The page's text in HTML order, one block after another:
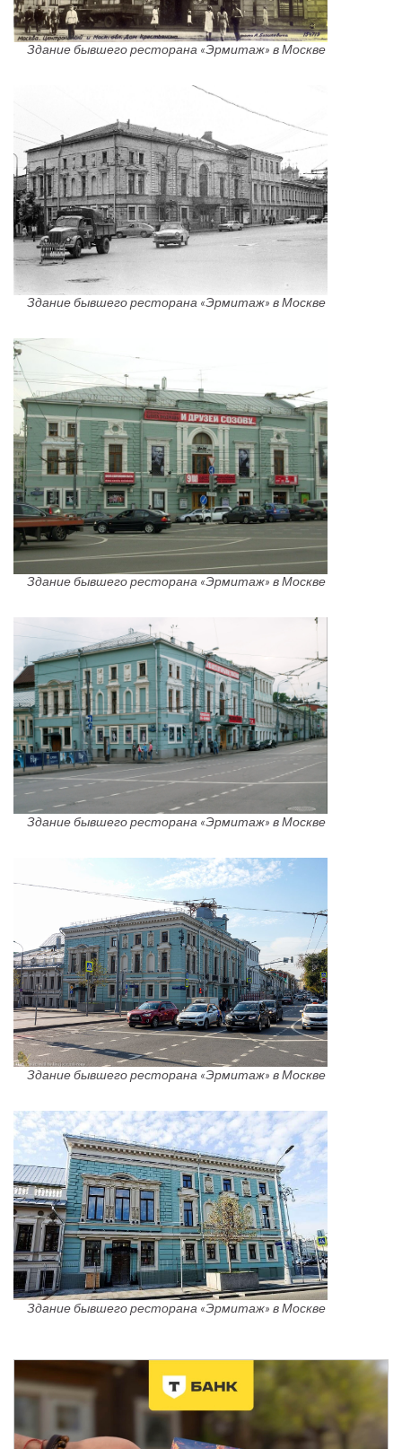
Здание бывшего ресторана «Эрмитаж» в Москве
Здание бывшего ресторана «Эрмитаж» в Москве
Здание бывшего ресторана «Эрмитаж» в Москве
Здание бывшего ресторана «Эрмитаж» в Москве
Здание бывшего ресторана «Эрмитаж» в Москве
Здание бывшего ресторана «Эрмитаж» в Москве